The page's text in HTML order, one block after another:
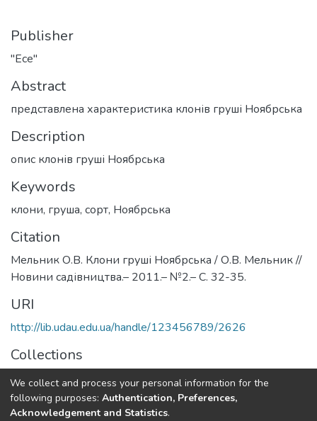
Publisher
"Есе"
Abstract
представлена характеристика клонів груші Ноябрська
Description
опис клонів груші Ноябрська
Keywords
клони, груша, сорт, Ноябрська
Citation
Мельник О.В. Клони груші Ноябрська / О.В. Мельник //
Новини садівництва.– 2011.– №2.– С. 32-35.
URI
http://lib.udau.edu.ua/handle/123456789/2626
Collections
Кафедра плодівництва і виноградарства
Full item page
We collect and process your personal information for the
following purposes: Authentication, Preferences,
Acknowledgement and Statistics.